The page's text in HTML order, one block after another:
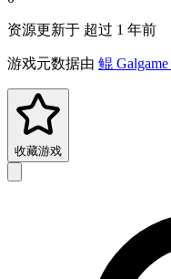
资源更新于 超过 1 年前
游戏元数据由 鲲 Galgame
收藏游戏